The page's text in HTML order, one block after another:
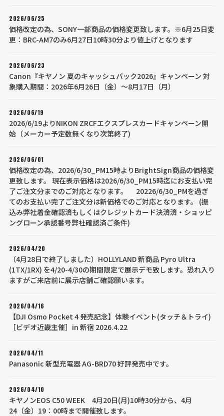
2026/06/25
価格改定の為、SONY一部商品の価格変更致します。※6月25日変
更：BRC-AM7のみ6月27日10時30分より値上げとなります
2026/06/23
Canon『キヤノン 夏のキャッシュバック2026』キャンペーン 対
象購入期間：2026年6月26日（金）～8月17日（月）
2026/06/19
2026/6/19よりNIKON ZRCFエクスプレスカードキャンペーン開
始（メーカー予定数無くなり次第終了)
2026/06/01
価格改定の為、2026/6/30_PM15時よりBrightSign商品の価格変
更致します。 現在表示価格は2026/6/30_PM15時迄にお支払い完
了ご注文分までのご対応となります。 20226/6/30_PMを過ぎ
てのお支払い完了ご注文分は新価格でのご対応となります。 (振
込み弊社着金確認済もしくはクレジットカード決済済・ショッピ
ングローン承認番号弊社確認済ご条件)
2026/04/20
（4月28日で終了しました）HOLLYLAND 新商品 Pyro Ultra
(1TX/1RX) を4/20-4/30の期間限定で展示デモ致します。恐れ入り
ますがご来店前に展示店舗ご確認願います。
2026/04/16
【DJI Osmo Pocket 4 発売記念】体験イベント(タッチ＆トライ)
［ビデオ近畿主催］in 新宿 2026.4.22
2026/04/11
Panasonic 新型充電器 AG-BRD70 好評発売中です。
2026/04/10
キヤノンEOS C50 WEEK 4月20日(月)10時30分から、4月
24（金）19：00時まで開催致します。